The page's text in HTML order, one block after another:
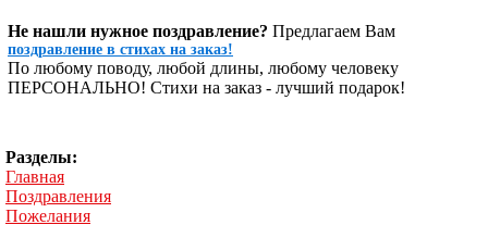
Не нашли нужное поздравление? Предлагаем Вам
поздравление в стихах на заказ!
По любому поводу, любой длины, любому человеку
ПЕРСОНАЛЬНО! Стихи на заказ - лучший подарок!
Разделы:
Главная
Поздравления
Пожелания